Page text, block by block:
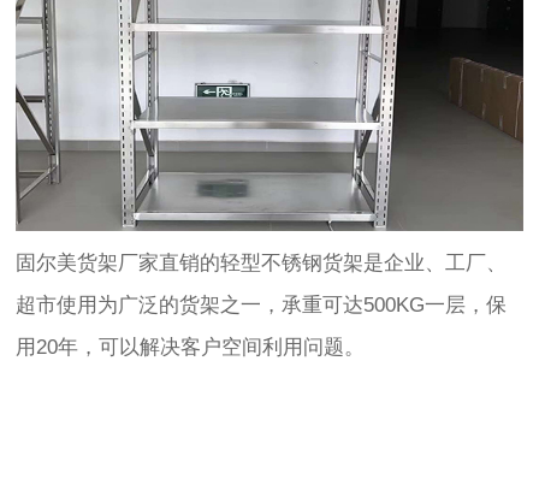
固尔美货架厂家直销的轻型不锈钢货架是企业、工厂、
超市使用为广泛的货架之一，承重可达500KG一层，保
用20年，可以解决客户空间利用问题。